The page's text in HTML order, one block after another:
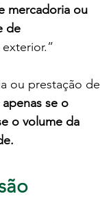
mercadoria ou
de
ou prestação de
se o
o volume da